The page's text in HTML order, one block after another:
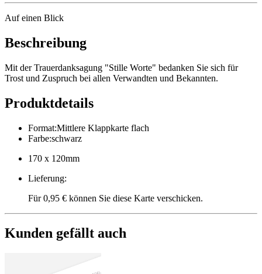
Auf einen Blick
Beschreibung
Mit der Trauerdanksagung "Stille Worte" bedanken Sie sich für
Trost und Zuspruch bei allen Verwandten und Bekannten.
Produktdetails
Format:Mittlere Klappkarte flach
Farbe:schwarz
170 x 120mm
Lieferung:
Für 0,95 € können Sie diese Karte verschicken.
Kunden gefällt auch